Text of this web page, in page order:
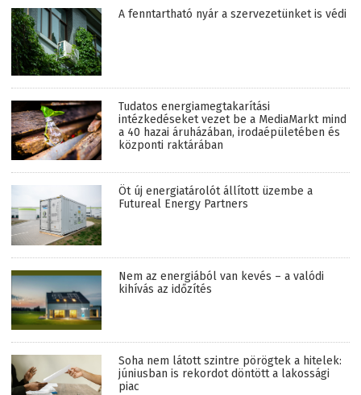
A fenntartható nyár a szervezetünket is védi
Tudatos energiamegtakarítási
intézkedéseket vezet be a MediaMarkt mind
a 40 hazai áruházában, irodaépületében és
központi raktárában
Öt új energiatárolót állított üzembe a
Futureal Energy Partners
Nem az energiából van kevés – a valódi
kihívás az időzítés
Soha nem látott szintre pörögtek a hitelek:
júniusban is rekordot döntött a lakossági
piac